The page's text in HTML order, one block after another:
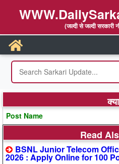
(जल्दी से जल्दी सरकारी
क्या
Post Name
Read
BSNL Junior Telecom
2026 : Apply Online for 100